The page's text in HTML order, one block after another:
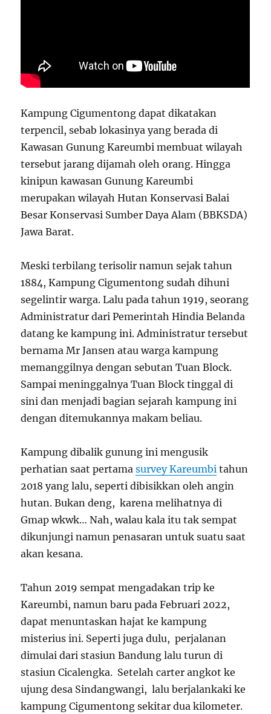
Kampung Cigumentong dapat dikatakan
terpencil, sebab lokasinya yang berada di
Kawasan Gunung Kareumbi membuat wilayah
tersebut jarang dijamah oleh orang. Hingga
kinipun kawasan Gunung Kareumbi
merupakan wilayah Hutan Konservasi Balai
Besar Konservasi Sumber Daya Alam (BBKSDA)
Jawa Barat.
Meski terbilang terisolir namun sejak tahun
1884, Kampung Cigumentong sudah dihuni
segelintir warga. Lalu pada tahun 1919, seorang
Administratur dari Pemerintah Hindia Belanda
datang ke kampung ini. Administratur tersebut
bernama Mr Jansen atau warga kampung
memanggilnya dengan sebutan Tuan Block.
Sampai meninggalnya Tuan Block tinggal di
sini dan menjadi bagian sejarah kampung ini
dengan ditemukannya makam beliau.
Kampung dibalik gunung ini mengusik
perhatian saat pertamasurvey Kareumbi tahun
2018 yang lalu, seperti dibisikkan oleh angin
hutan. Bukan deng, karena melihatnya di
Gmap wkwk… Nah, walau kala itu tak sempat
dikunjungi namun penasaran untuk suatu saat
akan kesana.
Tahun 2019 sempat mengadakan trip ke
Kareumbi, namun baru pada Februari 2022,
dapat menuntaskan hajat ke kampung
misterius ini. Seperti juga dulu, perjalanan
dimulai dari stasiun Bandung lalu turun di
stasiun Cicalengka. Setelah carter angkot ke
ujung desa Sindangwangi, lalu berjalankaki ke
kampung Cigumentong sekitar dua kilometer.